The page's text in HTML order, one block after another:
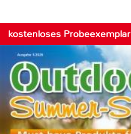
kostenloses Probeexemplar